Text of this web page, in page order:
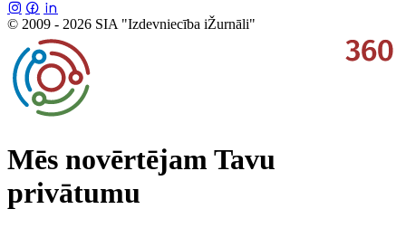
© 2009 - 2026 SIA "Izdevniecība iŽurnāli"
Mēs novērtējam Tavu
privātumu